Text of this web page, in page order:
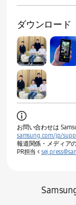
ダウンロード
お問い合わせは
samsung.com/jp/
報道関係・メディア
PR担当 <